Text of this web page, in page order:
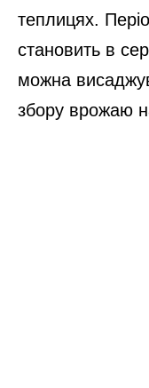
теплицях.
становить в
можна
збору врожаю